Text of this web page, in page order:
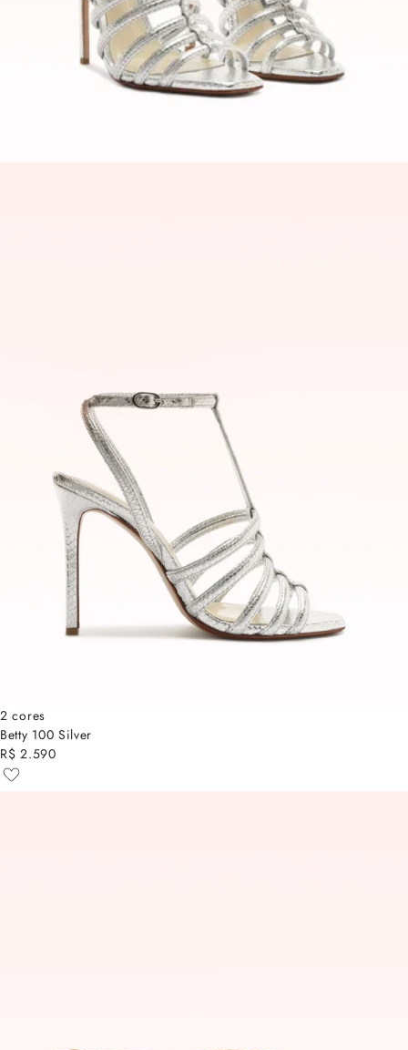
2 cores
Betty 100 Silver
R$ 2.590